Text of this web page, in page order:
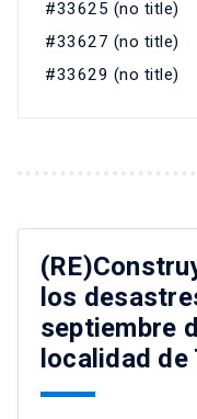
#33625 (no title)
#33627 (no title)
#33629 (no title)
los
septiembre
localidad de